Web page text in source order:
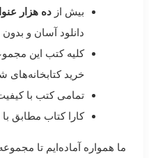
بیش از ده هزار
دانلود آسان و بدون
کلیه کتب این
خرید
تمامی کتب با
کارا کتاب مطابق با
ما همواره آماده‌ایم تا